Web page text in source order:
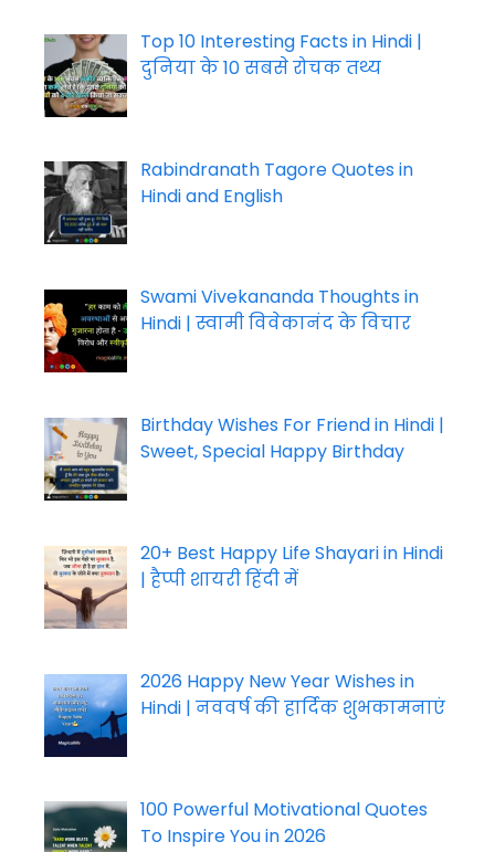
Top 10 Interesting Facts in Hindi |
दुनिया के 10 सबसे रोचक तथ्य
Rabindranath Tagore Quotes in
Hindi and English
Swami Vivekananda Thoughts in
Hindi | स्वामी विवेकानंद के विचार
Birthday Wishes For Friend in Hindi |
Sweet, Special Happy Birthday
20+ Best Happy Life Shayari in Hindi
| हैप्पी शायरी हिंदी में
2026 Happy New Year Wishes in
Hindi | नववर्ष की हार्दिक शुभकामनाएं
100 Powerful Motivational Quotes
To Inspire You in 2026